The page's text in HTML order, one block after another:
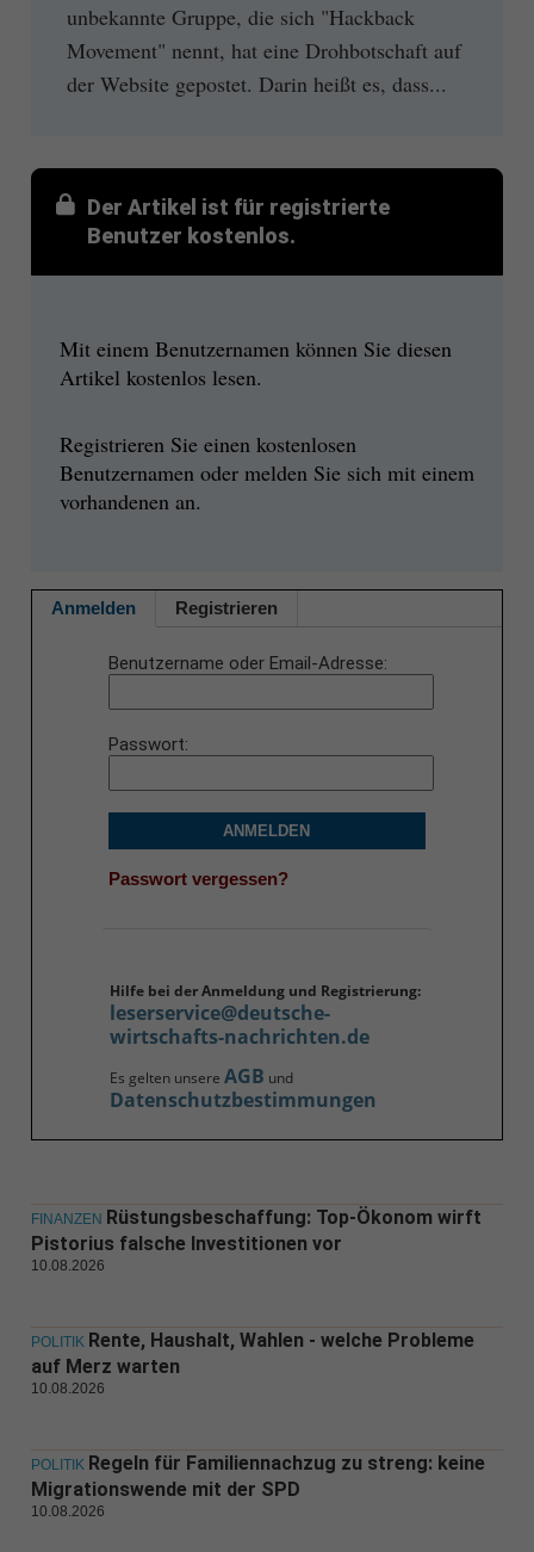
unbekannte Gruppe, die sich "Hackback
Movement" nennt, hat eine Drohbotschaft auf
der Website gepostet. Darin heißt es, dass...
Der Artikel ist für registrierte
Benutzer kostenlos.
Mit einem Benutzernamen können Sie diesen
Artikel kostenlos lesen.
Registrieren Sie einen kostenlosen
Benutzernamen oder melden Sie sich mit einem
vorhandenen an.
Anmelden Registrieren
Benutzername oder Email-Adresse
Passwort
ANMELDEN
Passwort vergessen?
Hilfe bei der Anmeldung und Registrierung:
leserservice@deutsche-
wirtschafts-nachrichten.de
Es gelten unsere AGB und
Datenschutzbestimmungen
FINANZEN Rüstungsbeschaffung: Top-Ökonom wirft
Pistorius falsche Investitionen vor
10.08.2026
POLITIK Rente, Haushalt, Wahlen - welche Probleme
auf Merz warten
10.08.2026
POLITIK Regeln für Familiennachzug zu streng: keine
Migrationswende mit der SPD
10.08.2026